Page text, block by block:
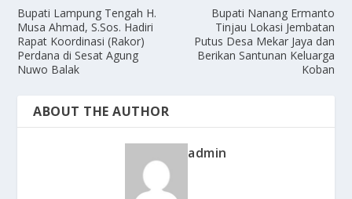
Bupati Lampung Tengah H.
Musa Ahmad, S.Sos. Hadiri
Rapat Koordinasi (Rakor)
Perdana di Sesat Agung
Nuwo Balak
Bupati Nanang Ermanto
Tinjau Lokasi Jembatan
Putus Desa Mekar Jaya dan
Berikan Santunan Keluarga
Koban
ABOUT THE AUTHOR
admin